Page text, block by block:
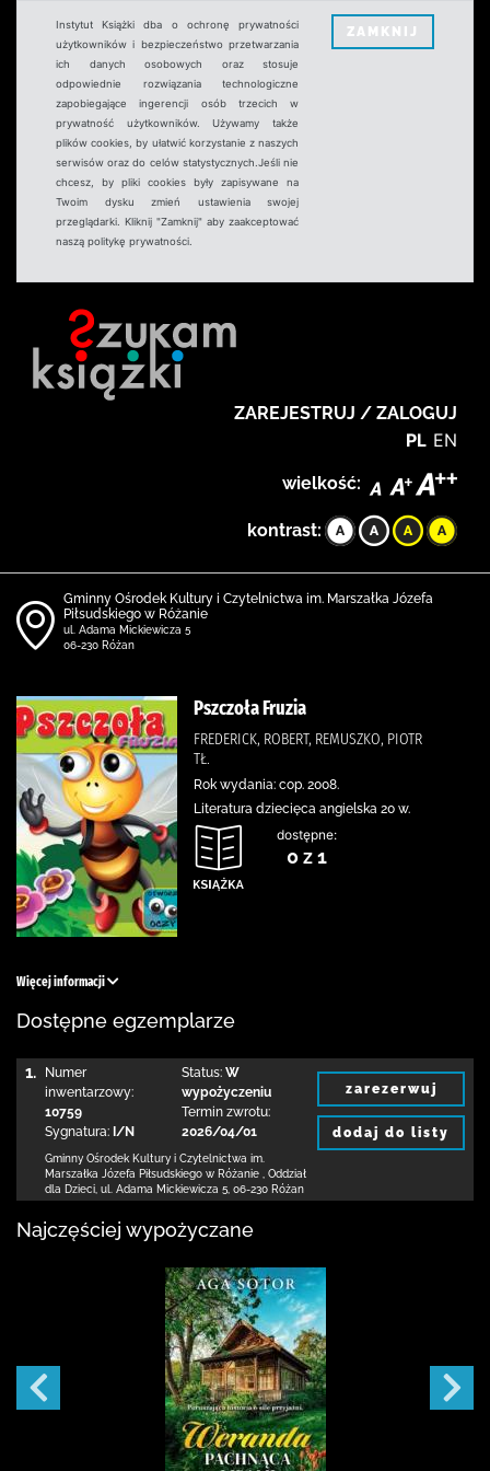
Instytut Książki dba o ochronę prywatności
użytkowników i bezpieczeństwo przetwarzania
ich danych osobowych oraz stosuje
odpowiednie rozwiązania technologiczne
zapobiegające ingerencji osób trzecich w
prywatność użytkowników. Używamy także
plików cookies, by ułatwić korzystanie z naszych
serwisów oraz do celów statystycznych.Jeśli nie
chcesz, by pliki cookies były zapisywane na
Twoim dysku zmień ustawienia swojej
przeglądarki. Kliknij "Zamknij" aby zaakceptować
naszą politykę prywatności.
ZAMKNIJ
ZAREJESTRUJ / ZALOGUJ
PL EN
wielkość:
kontrast:
Gminny Ośrodek Kultury i Czytelnictwa im. Marszałka Józefa
Piłsudskiego w Różanie
ul. Adama Mickiewicza 5
06-230 Różan
Pszczoła Fruzia
FREDERICK, ROBERT, REMUSZKO, PIOTR
TŁ.
Rok wydania: cop. 2008.
Literatura dziecięca angielska 20 w.
dostępne:
0 z 1
Więcej informacji
Dostępne egzemplarze
1.
Numer
inwentarzowy:
10759
Sygnatura: I/N
Status: W
wypożyczeniu
Termin zwrotu:
2026/04/01
Gminny Ośrodek Kultury i Czytelnictwa im.
Marszałka Józefa Piłsudskiego w Różanie
Oddział
dla Dzieci, ul. Adama Mickiewicza 5 06-230 Różan
zarezerwuj
dodaj do listy
Najczęściej wypożyczane